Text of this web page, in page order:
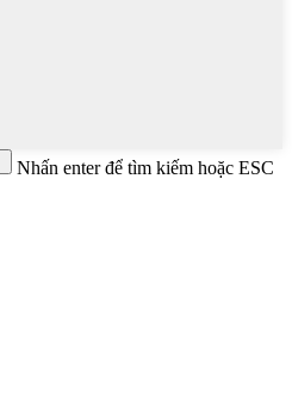
Nhấn enter để tìm kiếm hoặc ESC